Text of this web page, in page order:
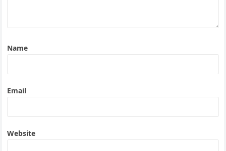
Name
Email
Website